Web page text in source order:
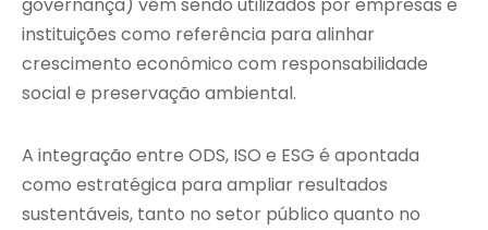
governança) vêm sendo utilizados por empresas e
instituições como referência para alinhar
crescimento econômico com responsabilidade
social e preservação ambiental.
A integração entre ODS, ISO e ESG é apontada
como estratégica para ampliar resultados
sustentáveis, tanto no setor público quanto no